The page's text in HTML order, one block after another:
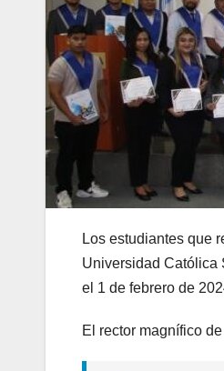
Los estudiantes que
Universidad Católica
el 1 de febrero de
El rector magnífico